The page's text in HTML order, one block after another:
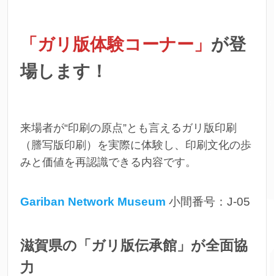
「ガリ版体験コーナー」 が登
場します！
来場者が“印刷の原点”とも言えるガリ版印刷
（謄写版印刷）を実際に体験し、印刷文化の歩
みと価値を再認識できる内容です。
Gariban Network Museum 小間番号：J-05
滋賀県の「ガリ版伝承館」が全面協
力